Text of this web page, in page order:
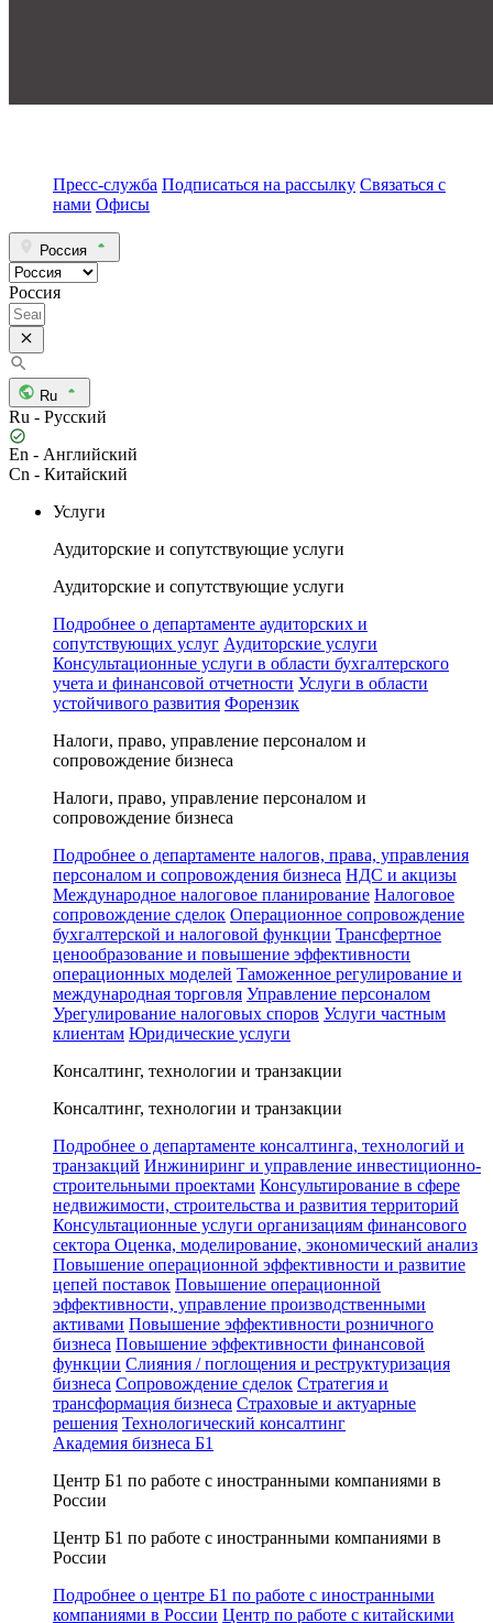
Пресс-служба Подписаться на рассылку Связаться с
нами Офисы
Россия
Россия
Ru
Ru - Русский
En - Английский
Cn - Китайский
Услуги
Аудиторские и сопутствующие услуги
Аудиторские и сопутствующие услуги
Подробнее о департаменте аудиторских и
сопутствующих услуг Аудиторские услуги
Консультационные услуги в области бухгалтерского
учета и финансовой отчетности Услуги в области
устойчивого развития Форензик
Налоги, право, управление персоналом и
сопровождение бизнеса
Налоги, право, управление персоналом и
сопровождение бизнеса
Подробнее о департаменте налогов, права, управления
персоналом и сопровождения бизнеса НДС и акцизы
Международное налоговое планирование Налоговое
сопровождение сделок Операционное сопровождение
бухгалтерской и налоговой функции Трансфертное
ценообразование и повышение эффективности
операционных моделей Таможенное регулирование и
международная торговля Управление персоналом
Урегулирование налоговых споров Услуги частным
клиентам Юридические услуги
Консалтинг, технологии и транзакции
Консалтинг, технологии и транзакции
Подробнее о департаменте консалтинга, технологий и
транзакций Инжиниринг и управление инвестиционно-
строительными проектами Консультирование в сфере
недвижимости, строительства и развития территорий
Консультационные услуги организациям финансового
сектора Оценка, моделирование, экономический анализ
Повышение операционной эффективности и развитие
цепей поставок Повышение операционной
эффективности, управление производственными
активами Повышение эффективности розничного
бизнеса Повышение эффективности финансовой
функции Слияния / поглощения и реструктуризация
бизнеса Сопровождение сделок Стратегия и
трансформация бизнеса Страховые и актуарные
решения Технологический консалтинг
Академия бизнеса Б1
Центр Б1 по работе с иностранными компаниями в
России
Центр Б1 по работе с иностранными компаниями в
России
Подробнее о центре Б1 по работе с иностранными
компаниями в России Центр по работе с китайскими